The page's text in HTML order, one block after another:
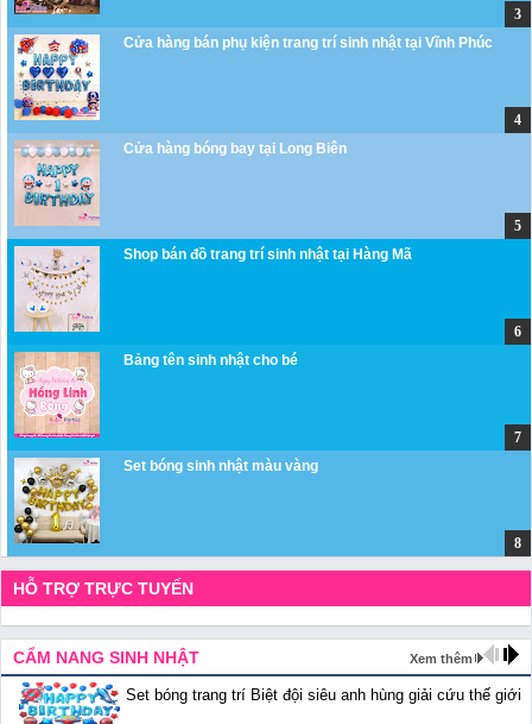
Cửa hàng bán phụ kiện trang trí sinh nhật tại Vĩnh Phúc
Cửa hàng bóng bay tại Long Biên
Shop bán đồ trang trí sinh nhật tại Hàng Mã
Bảng tên sinh nhật cho bé
Set bóng sinh nhật màu vàng
HỖ TRỢ TRỰC TUYẾN
CẨM NANG SINH NHẬT Xem thêm
Set bóng trang trí Biệt đội siêu anh hùng giải cứu thế giới